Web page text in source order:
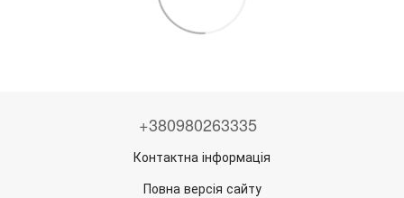
+380980263335
Контактна інформація
Повна версія сайту